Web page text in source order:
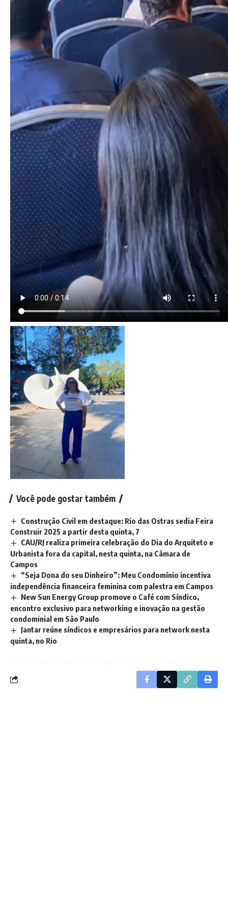
Você pode gostar também
Construção Civil em destaque: Rio das Ostras sedia Feira
Construir 2025 a partir desta quinta, 7
CAU/RJ realiza primeira celebração do Dia do Arquiteto e
Urbanista fora da capital, nesta quinta, na Câmara de
Campos
“Seja Dona do seu Dinheiro”: Meu Condomínio incentiva
independência financeira feminina com palestra em Campos
New Sun Energy Group promove o Café com Síndico,
encontro exclusivo para networking e inovação na gestão
condominial em São Paulo
Jantar reúne síndicos e empresários para network nesta
quinta, no Rio